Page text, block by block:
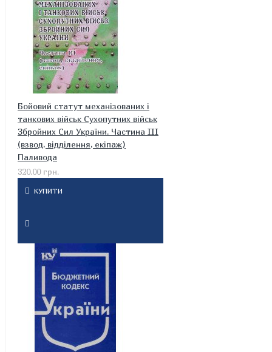
Бойовий статут механізованих і
танкових військ Сухопутних військ
Збройних Сил України. Частина ІІІ
(взвод, відділення, екіпаж)
Паливода
320.00 грн.
КУПИТИ